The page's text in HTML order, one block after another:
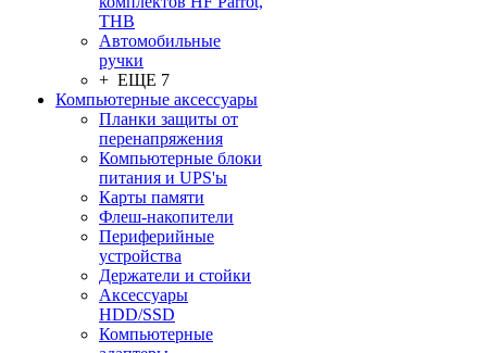
THB
Автомобильные
ручки
+ ЕЩЕ 7
Компьютерные аксессуары
Планки защиты от
перенапряжения
Компьютерные блоки
питания и UPS'ы
Карты памяти
Флеш-накопители
Периферийные
устройства
Держатели и стойки
Аксессуары
HDD/SSD
Компьютерные